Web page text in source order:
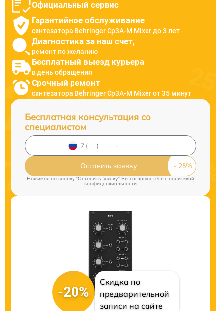
Официальный сервис
Гарантийное обслуживание
синтезатора Behringer Cp3A-M Mixer до 3 лет
Диагностика за наш счет,
ремонт по желанию
Бесплатный выезд курьера
в день обращения
Срочный ремонт
синтезатора Behringer Cp3A-M Mixer от 35 минут
Бесплатная консультация со
специалистом
Оставить заявку
Нажимая на кнопку "Оставить заявку" Вы соглашаетесь cполитикой
конфиденциальности
-20%
Скидка по
предварительной
записи на сайте